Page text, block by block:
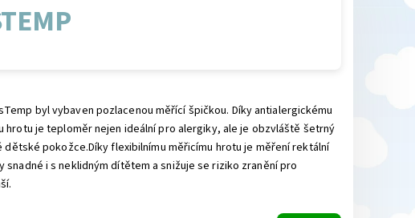
byl vybaven pozlacenou měřící špičkou. Díky antialergickému
hrotu je teploměr nejen ideální pro alergiky, ale je obzvláště šetrný
dětské pokožce.Díky flexibilnímu měřicímu hrotu je měření rektální
snadné i s neklidným dítětem a snižuje se riziko zranění pro